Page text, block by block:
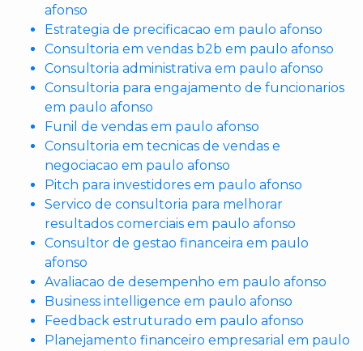
afonso
Estrategia de precificacao em paulo afonso
Consultoria em vendas b2b em paulo afonso
Consultoria administrativa em paulo afonso
Consultoria para engajamento de funcionarios
em paulo afonso
Funil de vendas em paulo afonso
Consultoria em tecnicas de vendas e
negociacao em paulo afonso
Pitch para investidores em paulo afonso
Servico de consultoria para melhorar
resultados comerciais em paulo afonso
Consultor de gestao financeira em paulo
afonso
Avaliacao de desempenho em paulo afonso
Business intelligence em paulo afonso
Feedback estruturado em paulo afonso
Planejamento financeiro empresarial em paulo